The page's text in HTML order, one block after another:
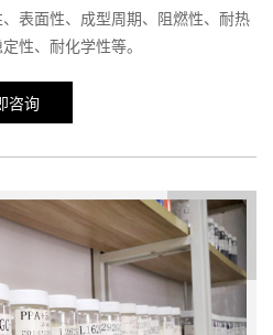
表面性、成型周期、阻燃性、耐热
性、耐化学性等。
咨询